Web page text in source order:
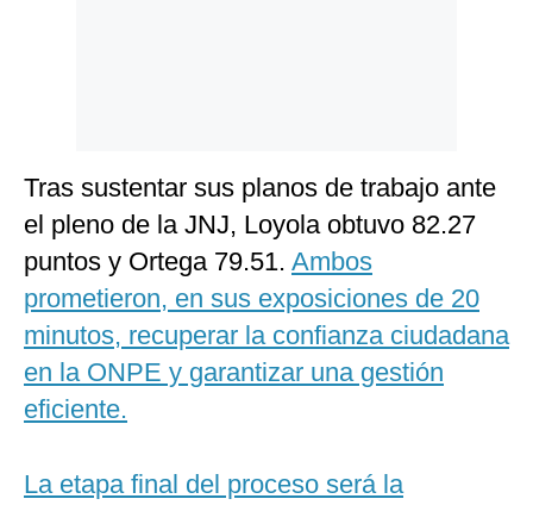
Tras sustentar sus planos de trabajo ante
el pleno de la JNJ, Loyola obtuvo 82.27
puntos y Ortega 79.51. Ambos
prometieron, en sus exposiciones de 20
minutos, recuperar la confianza ciudadana
en la ONPE y garantizar una gestión
eficiente.
La etapa final del proceso será la